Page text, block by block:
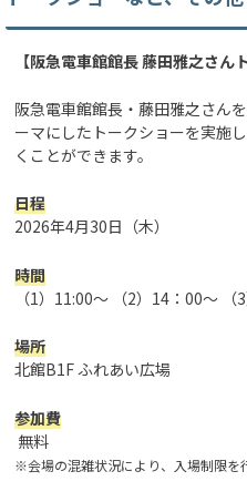
【阪急電車館館長 藤田雅之さん
阪急電車館館長・藤田雅之さん
ーマにしたトークショーを実施
くことができます。
日程
2026年4月30日（木）
時間
（1）11:00～ （2）14：00～ （
場所
北館B1F ふれあい広場
参加費
無料
※会場の混雑状況により、入場制限を